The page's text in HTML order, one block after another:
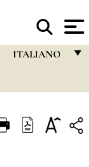
ITALIANO
ITALIANO